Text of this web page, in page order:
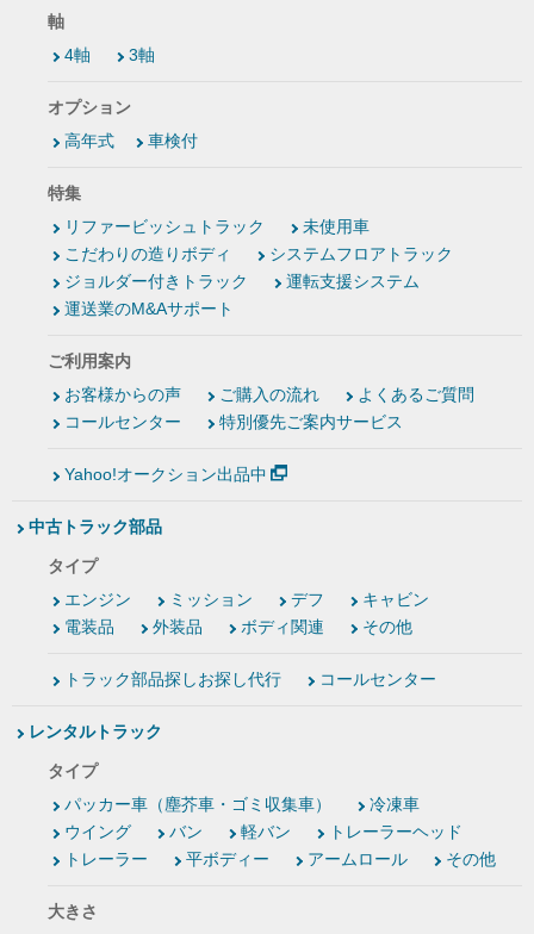
軸
4軸
3軸
オプション
高年式
車検付
特集
リファービッシュトラック
未使用車
こだわりの造りボディ
システムフロアトラック
ジョルダー付きトラック
運転支援システム
運送業のM&Aサポート
ご利用案内
お客様からの声
ご購入の流れ
よくあるご質問
コールセンター
特別優先ご案内サービス
Yahoo!オークション出品中
中古トラック部品
タイプ
エンジン
ミッション デフ
キャビン
電装品
外装品 ボディ関連 その他
トラック部品探しお探し代行 コールセンター
レンタルトラック
タイプ
パッカー車（塵芥車・ゴミ収集車）
冷凍車
ウイング
バン 軽バン
トレーラーヘッド
トレーラー
平ボディー アームロール その他
大きさ